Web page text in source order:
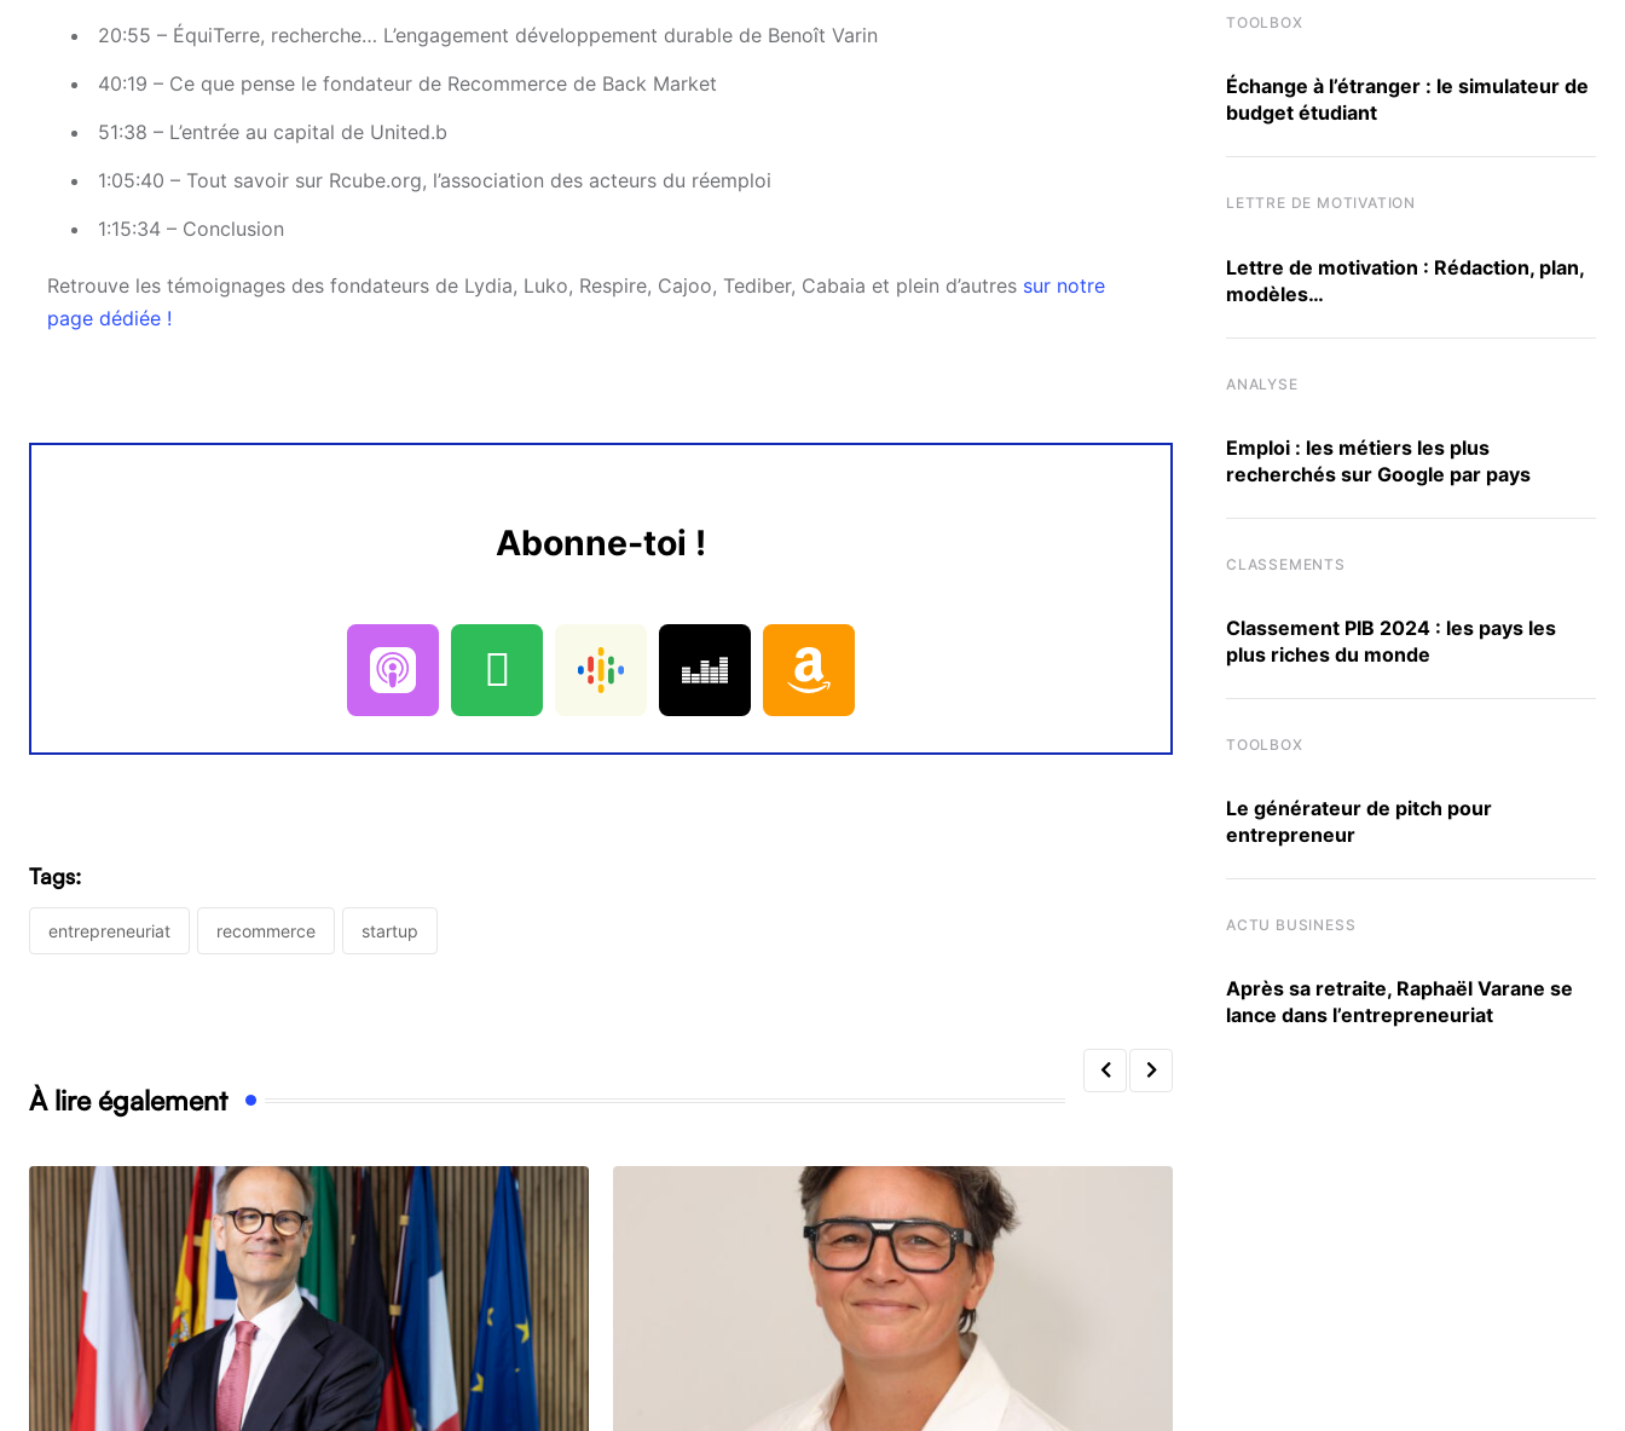
20:55 – ÉquiTerre, recherche… L’engagement développement durable de Benoît Varin
40:19 – Ce que pense le fondateur de Recommerce de Back Market
51:38 – L’entrée au capital de United.b
1:05:40 – Tout savoir sur Rcube.org, l’association des acteurs du réemploi
1:15:34 – Conclusion
Retrouve les témoignages des fondateurs de Lydia, Luko, Respire, Cajoo, Tediber, Cabaia et plein d’autres sur notre
page dédiée !
Abonne-toi !
Tags:
entrepreneuriat recommerce startup
À lire également
TOOLBOX
Échange à l’étranger : le simulateur de
budget étudiant
LETTRE DE MOTIVATION
Lettre de motivation : Rédaction, plan,
modèles…
ANALYSE
Emploi : les métiers les plus
recherchés sur Google par pays
CLASSEMENTS
Classement PIB 2024 : les pays les
plus riches du monde
TOOLBOX
Le générateur de pitch pour
entrepreneur
ACTU BUSINESS
Après sa retraite, Raphaël Varane se
lance dans l’entrepreneuriat